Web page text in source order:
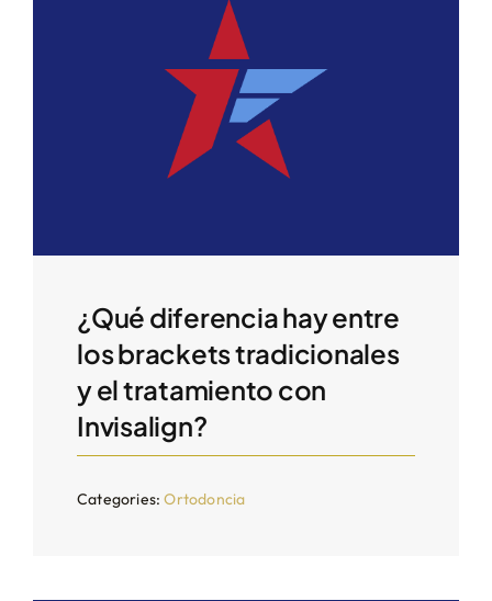
¿Qué diferencia hay entre
los brackets tradicionales
y el tratamiento con
Invisalign?
Categories:Ortodoncia